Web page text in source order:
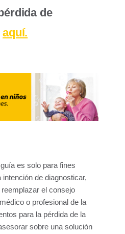
de
aquí.
es solo para fines
de diagnosticar,
el consejo
o profesional de la
para la pérdida de la
sobre una solución